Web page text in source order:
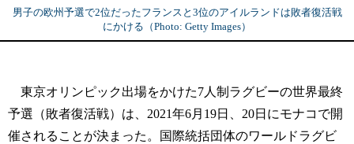
男子の欧州予選で2位だったフランスと3位のアイルランドは敗者復活戦
にかける（Photo: Getty Images）
東京オリンピック出場をかけた7人制ラグビーの世界最終
予選（敗者復活戦）は、2021年6月19日、20日にモナコで開
催されることが決まった。国際統括団体のワールドラグビ